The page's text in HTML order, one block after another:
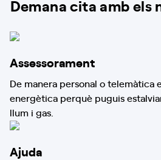
Demana cita amb els
Assessorament
De manera personal o telemàtica
energètica perquè puguis
llum i gas.
Ajuda